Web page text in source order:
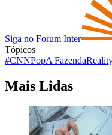
Siga no Forum Inter
Tópicos
#CNNPopA Fazenda
Mais Lidas